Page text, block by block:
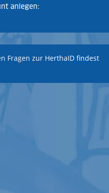
anlegen:
Fragen zur HerthaID findest